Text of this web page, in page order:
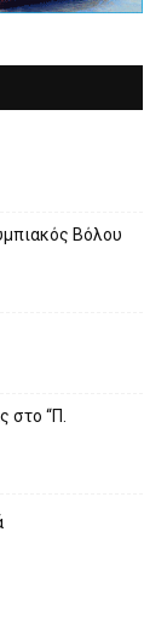
Βόλου
στο “Π.